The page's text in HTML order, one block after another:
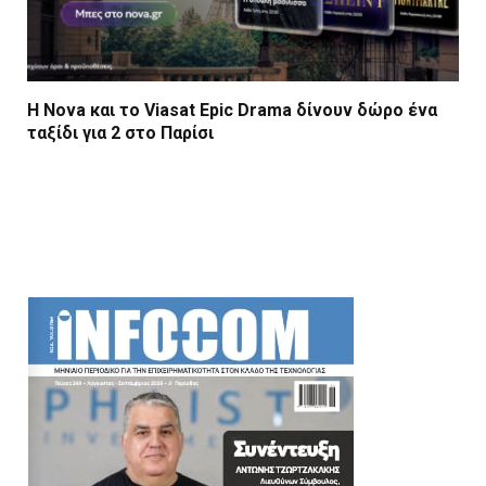
Η Nova και το Viasat Epic Drama δίνουν δώρο ένα
ταξίδι για 2 στο Παρίσι